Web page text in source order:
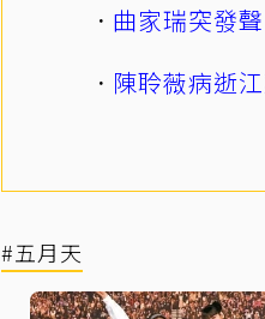
曲家瑞突發
陳聆薇病逝
#五月天